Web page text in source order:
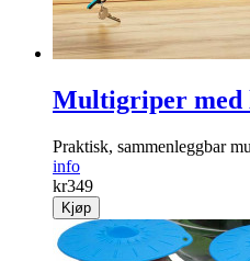
Multigriper med
Praktisk, sammen­leggbar
info
kr349
Kjøp